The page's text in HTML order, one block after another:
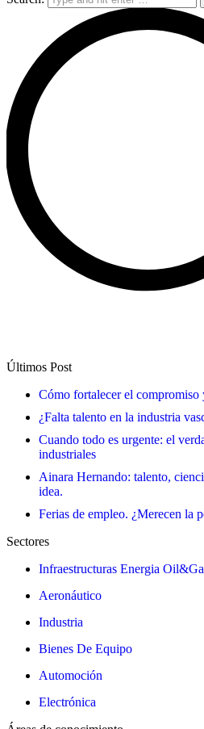
Últimos Post
Cómo fortalecer el compromiso
¿Falta talento en la industria
Cuando todo es urgente: el
industriales
Ainara Hernando: talento,
idea.
Ferias de empleo. ¿Merecen la
Sectores
Infraestructuras Energia
Aeronáutico
Industria
Bienes De Equipo
Automoción
Electrónica